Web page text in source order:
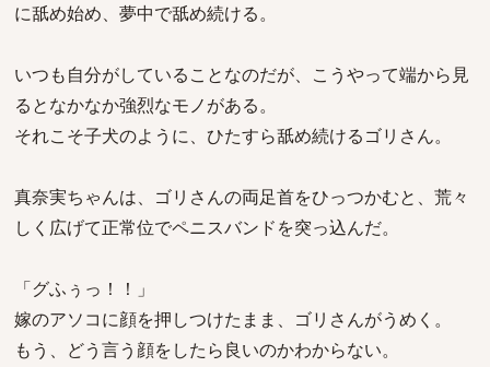
に舐め始め、夢中で舐め続ける。
いつも自分がしていることなのだが、こうやって端から見
るとなかなか強烈なモノがある。
それこそ子犬のように、ひたすら舐め続けるゴリさん。
真奈実ちゃんは、ゴリさんの両足首をひっつかむと、荒々
しく広げて正常位でペニスバンドを突っ込んだ。
「グふぅっ！！」
嫁のアソコに顔を押しつけたまま、ゴリさんがうめく。
もう、どう言う顔をしたら良いのかわからない。